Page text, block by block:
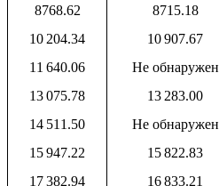
8768.62
8715.18
10 204.34
10 907.67
11 640.06
Не обнаружен
13 075.78
13 283.00
14 511.50
Не обнаружен
15 947.22
15 822.83
17 382.94
16 833.21